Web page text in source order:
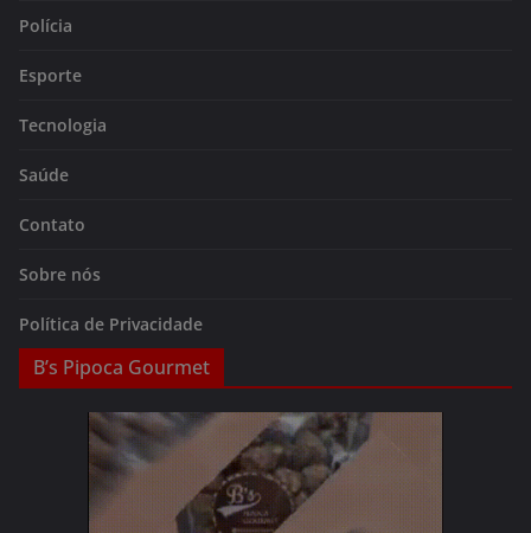
Polícia
Esporte
Tecnologia
Saúde
Contato
Sobre nós
Política de Privacidade
B’s Pipoca Gourmet